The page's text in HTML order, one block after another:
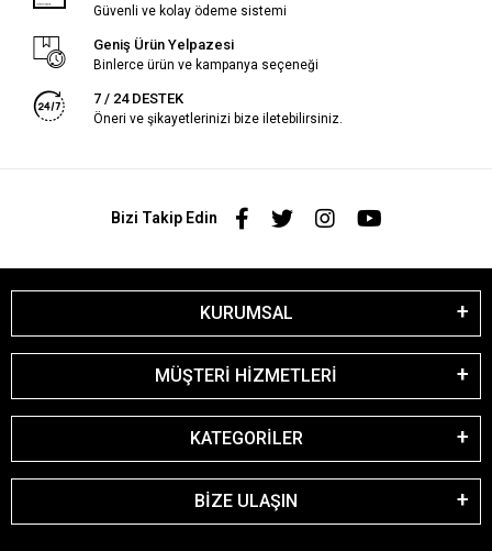
Güvenli ve kolay ödeme sistemi
Geniş Ürün Yelpazesi
Binlerce ürün ve kampanya seçeneği
7 / 24 DESTEK
Öneri ve şikayetlerinizi bize iletebilirsiniz.
Bizi Takip Edin
KURUMSAL
MÜŞTERİ HİZMETLERİ
KATEGORİLER
BİZE ULAŞIN